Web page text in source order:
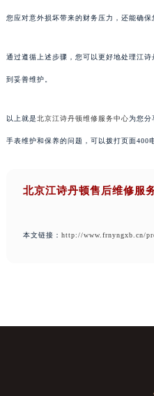
您应对意外损坏带来的财务压力，还能确保
通过遵循上述步骤，您可以更好地处理江
到妥善维护。
以上就是北京江诗丹顿维修服务中心为您分
手表维护和保养的问题，可以拨打页面400
北京江诗丹顿售后维修服
本文链接： http://www.frnyngxb.cn/